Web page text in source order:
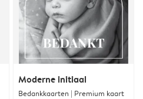
Moderne initiaal
Bedankkaarten | Premium kaart